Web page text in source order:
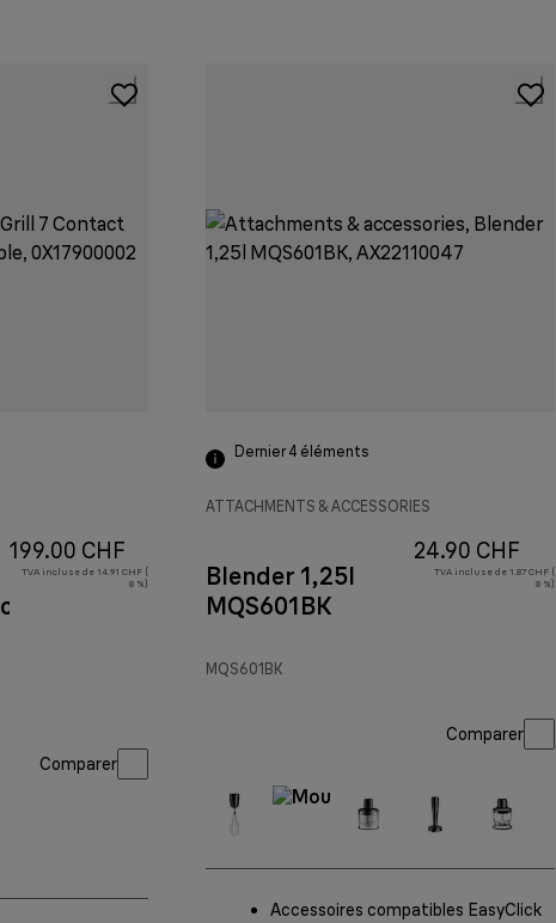
199.00 CHF
TVA incluse de 14.91 CHF (
8 %)
Comparer
Dernier 4 éléments
ATTACHMENTS & ACCESSORIES
Blender 1,25l
MQS601BK
MQS601BK
24.90 CHF
TVA incluse de 1.87 CHF (
8 %)
Comparer
Accessoires compatibles EasyClick